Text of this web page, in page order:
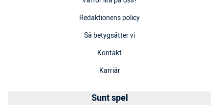
Redaktionens policy
Så betygsätter vi
Kontakt
Karriär
Sunt spel